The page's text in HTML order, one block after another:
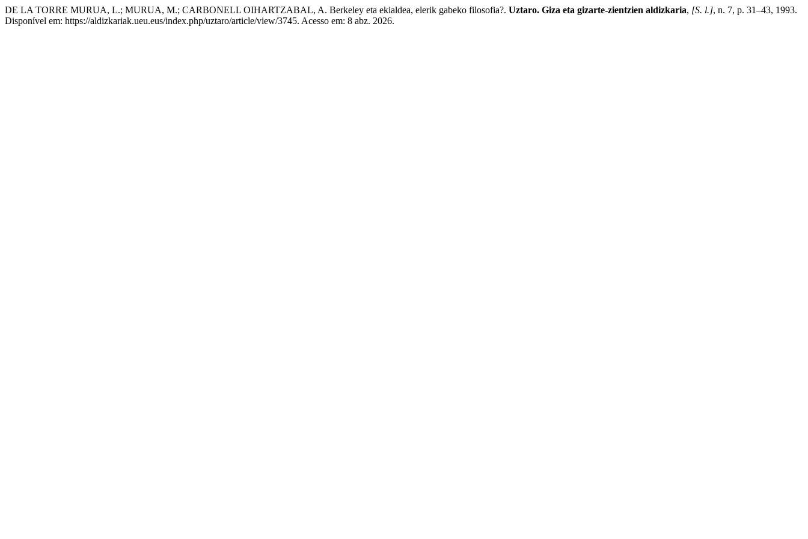
DE LA TORRE MURUA, L.; MURUA, M.; CARBONELL OIHARTZABAL, A. Berkeley eta ekialdea, elerik gabeko filosofia?. Uztaro. Giza eta gizarte-zientzien aldizkaria, [S. l.], n. 7, p. 31–43, 1993.
Disponível em: https://aldizkariak.ueu.eus/index.php/uztaro/article/view/3745. Acesso em: 8 abz. 2026.